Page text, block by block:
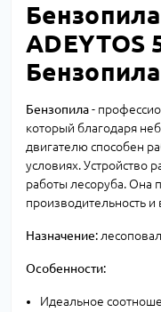
ADEYTOS
Бензопила-
который благодаря
двигателю способен
условиях. Устройство
работы лесоруба. Она
производительность и
Назначение:
Особенности:
Идеальное